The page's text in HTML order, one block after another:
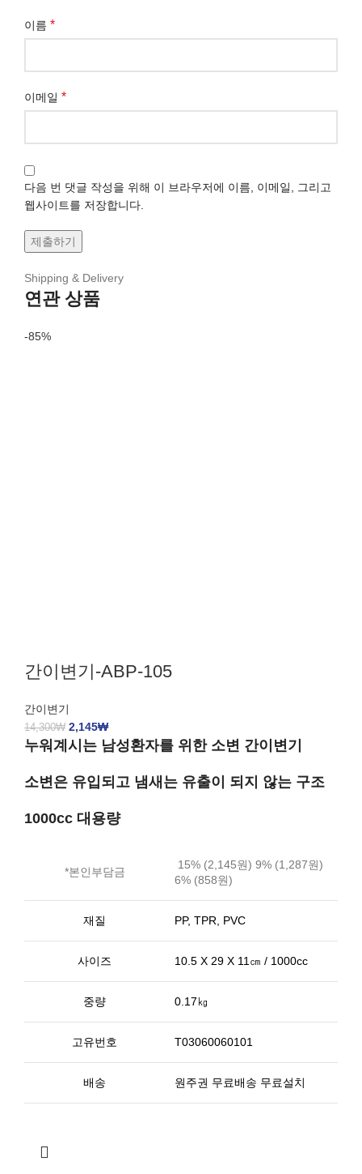
이름 *
이메일 *
다음 번 댓글 작성을 위해 이 브라우저에 이름, 이메일, 그리고
웹사이트를 저장합니다.
Shipping & Delivery
연관 상품
-85%
간이변기-ABP-105
간이변기
14,300₩ 2,145₩
누워계시는 남성환자를 위한 소변 간이변기
소변은 유입되고 냄새는 유출이 되지 않는 구조
1000cc 대용량
*본인부담금
15% (2,145원) 9% (1,287원)
6% (858원)
재질 PP, TPR, PVC
사이즈 10.5 X 29 X 11㎝ / 1000cc
중량 0.17㎏
고유번호 T03060060101
배송 원주권 무료배송 무료설치